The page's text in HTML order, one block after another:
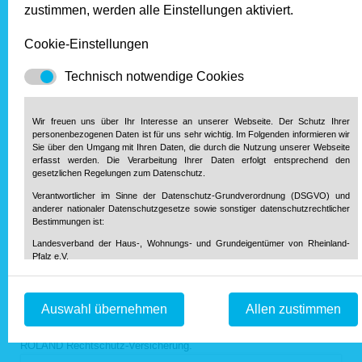
Telefon (tagsüber für Rückfragen )
Freiwillige Angabe: Ich bin...
selbst nutzender Eigentümer
im Einfamilienhaus
im Wohnungseigentum
und/oder
privater Vermieter
Ich interessiere mich für die günstigen
Informationen
Schicken Sie mir bitte unverbindlich weitere Informationen zur
ROLAND Rechtschutz-Versicherung.
zustimmen, werden alle Einstellungen aktiviert.
Cookie-Einstellungen
Technisch notwendige Cookies
Wir freuen uns über Ihr Interesse an unserer Webseite. Der Schutz Ihrer
personenbezogenen Daten ist für uns sehr wichtig. Im Folgenden informieren wir
Sie über den Umgang mit Ihren Daten, die durch die Nutzung unserer Webseite
erfasst werden. Die Verarbeitung Ihrer Daten erfolgt entsprechend den
gesetzlichen Regelungen zum Datenschutz.
Verantwortlicher im Sinne der Datenschutz-Grundverordnung (DSGVO) und
anderer nationaler Datenschutzgesetze sowie sonstiger datenschutzrechtlicher
Bestimmungen ist:
Landesverband der Haus-, Wohnungs- und Grundeigentümer von Rheinland-
Pfalz e.V.
Telefon: 0 61 31 / 61 97 20
Telefax: 0 61 31 / 61 98 68
info@hausundgrund-rlp.de
1. Bereitstellung der Webseite und Speicherung in Logfiles
Auswahl übernehmen Allen zustimmen